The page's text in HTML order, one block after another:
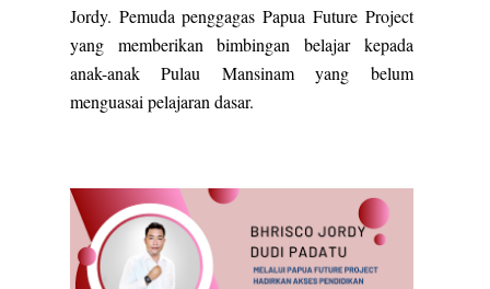
Jordy. Pemuda penggagas Papua Future Project
yang memberikan bimbingan belajar kepada
anak-anak Pulau Mansinam yang belum
menguasai pelajaran dasar.